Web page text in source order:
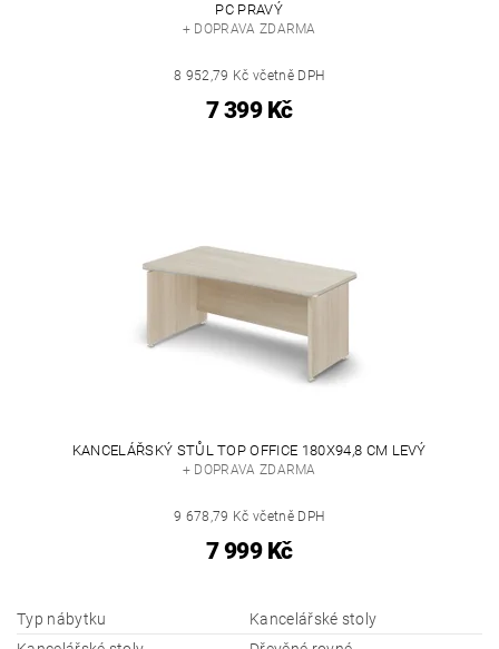
PC PRAVÝ
+ DOPRAVA ZDARMA
8 952,79 Kč včetně DPH
7 399 Kč
KANCELÁŘSKÝ STŮL TOP OFFICE 180X94,8 CM LEVÝ
+ DOPRAVA ZDARMA
9 678,79 Kč včetně DPH
7 999 Kč
Typ nábytku
Kancelářské stoly